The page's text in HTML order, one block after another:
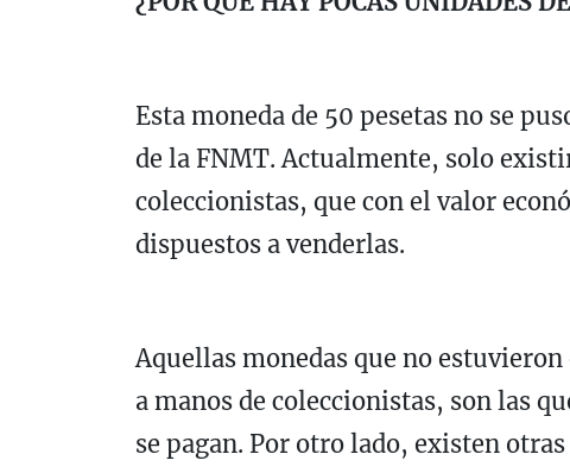
Esta moneda de 50 pesetas no se
de la FNMT. Actualmente, solo
coleccionistas, que con el valor
dispuestos a venderlas.
Aquellas monedas que no
a manos de coleccionistas, son las
se pagan. Por otro lado, existen